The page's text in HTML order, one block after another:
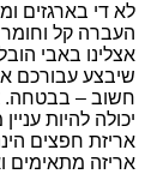
לא די בארגזים
העברה קל
אצלינו באבי
שיבצע עבורכם
חשוב – בבטחה.
יכולה להיות
אריזת חפצים
אריזה מתאימים